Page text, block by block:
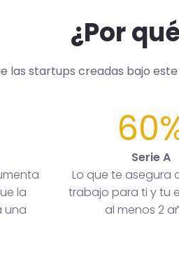
¿Por
las startups creadas bajo
la
una
Serie A
Lo que te asegura
trabajo para ti y tu
al menos 2